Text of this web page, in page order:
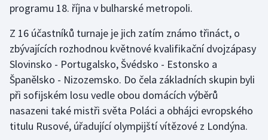
programu 18. října v bulharské metropoli.
Z 16 účastníků turnaje je jich zatím známo třináct, o
zbývajících rozhodnou květnové kvalifikační dvojzápasy
Slovinsko - Portugalsko, Švédsko - Estonsko a
Španělsko - Nizozemsko. Do čela základních skupin byli
při sofijském losu vedle obou domácích výběrů
nasazeni také mistři světa Poláci a obhájci evropského
titulu Rusové, úřadující olympijští vítězové z Londýna.